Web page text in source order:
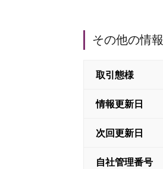
その他の情報
取引態様
情報更新日
次回更新日
自社管理番号